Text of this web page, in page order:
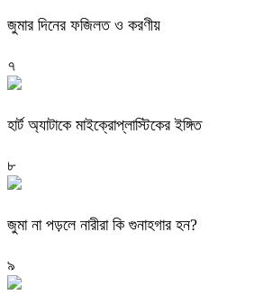
জুমার দিনের ফজিলত ও করণীয়
৭
হার্ট অ্যাটাকে মাইক্রোপ্লাস্টিকের ইঙ্গিত
৮
জুমা না পড়লে নারীরা কি গুনাহগার হন?
৯